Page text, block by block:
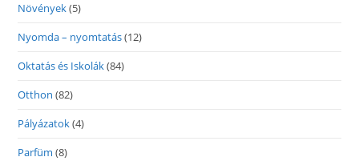
Növények(5)
Nyomda – nyomtatás(12)
Oktatás és Iskolák(84)
Otthon (82)
Pályázatok(4)
Parfüm (8)